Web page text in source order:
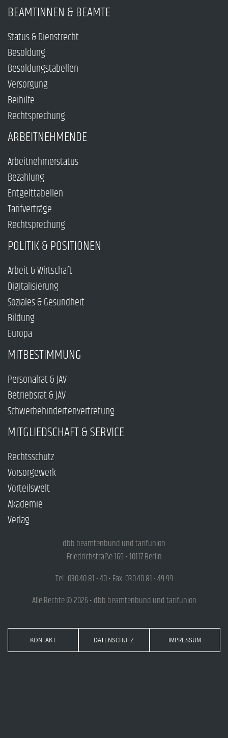
BEAMTINNEN & BEAMTE
Status & Dienstrecht
Besoldung
Besoldungstabellen
Versorgung
Beihilfe
Rechtsprechung
ARBEITNEHMENDE
Arbeitnehmerstatus
Bezahlung
Entgelttabellen
Tarifverträge
Rechtsprechung
POLITIK & POSITIONEN
Arbeit & Wirtschaft
Digitalisierung
Soziales & Gesundheit
Bildung
Europa
MITBESTIMMUNG
Personalrat & JAV
Betriebsrat & JAV
Schwerbehindertenvertretung
MITGLIEDSCHAFT & SERVICE
Rechtsschutz
Vorsorgewerk
Vorteilswelt
Akademie
Verlag
dbb beamtenbund und tarifunion
Friedrichstraße 169 • 10117 Berlin
Tel.: 030.40 81 - 40 • Fax: 030.40 81 - 49 99
Alle Rechte © 2026 • dbb beamtenbund und tarifunion
KONTAKT DATENSCHUTZ IMPRESSUM